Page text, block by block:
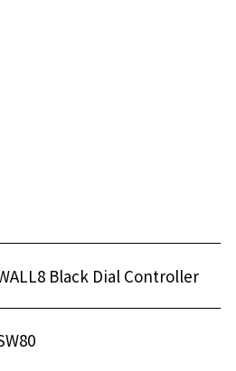
Black Dial Controller